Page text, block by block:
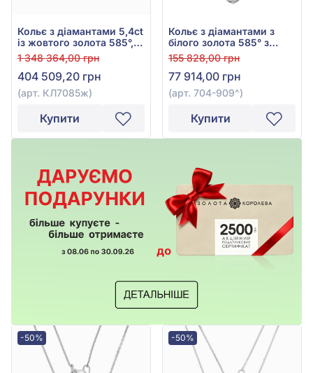
Кольє з діамантами 5,4ct
із жовтого золота 585°,
арт. КЛ7085ж
1 348 364,00 грн
404 509,20 грн
(арт. КЛ7085ж)
Купити
Кольє з діамантами з
білого золота 585° з
діамантом 0,35ct, арт.
704-909
155 828,00 грн
77 914,00 грн
(арт. 704-909^)
Купити
-50% -50%